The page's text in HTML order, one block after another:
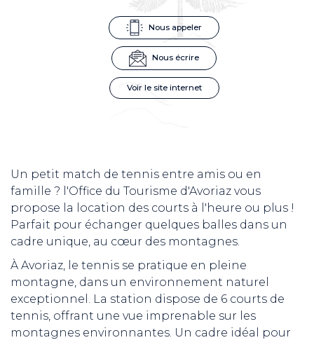
Nous appeler
Nous écrire
Voir le site internet
Un petit match de tennis entre amis ou en
famille ? l'Office du Tourisme d'Avoriaz vous
propose la location des courts à l'heure ou plus !
Parfait pour échanger quelques balles dans un
cadre unique, au cœur des montagnes.
À Avoriaz, le tennis se pratique en pleine
montagne, dans un environnement naturel
exceptionnel. La station dispose de 6 courts de
tennis, offrant une vue imprenable sur les
montagnes environnantes. Un cadre idéal pour